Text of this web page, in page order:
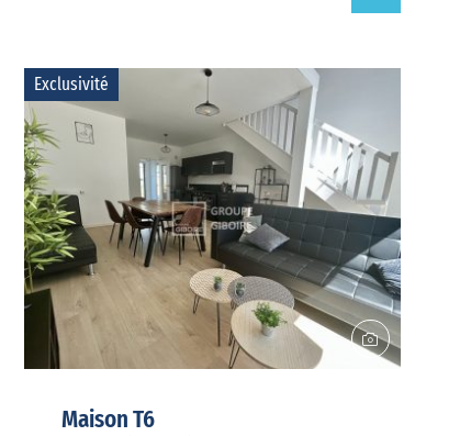
Exclusivité
Maison T6